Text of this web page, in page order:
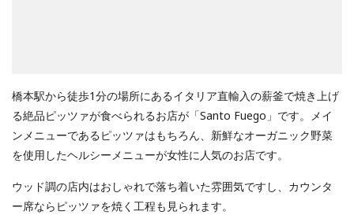
橋本駅から徒歩1分の場所にあるイタリア直輸入の薪釜で焼き上げ
る絶品ピッツァが食べられるお店が「Santo Fuego」です。メイ
ンメニューであるピッツァはもちろん、新鮮なオーガニック野菜
を使用したヘルシーメニューが女性に人気のお店です。
ウッド調の店内はおしゃれで落ち着いた雰囲気ですし、カウンタ
ー席ならピッツァを焼く工程も見られます。